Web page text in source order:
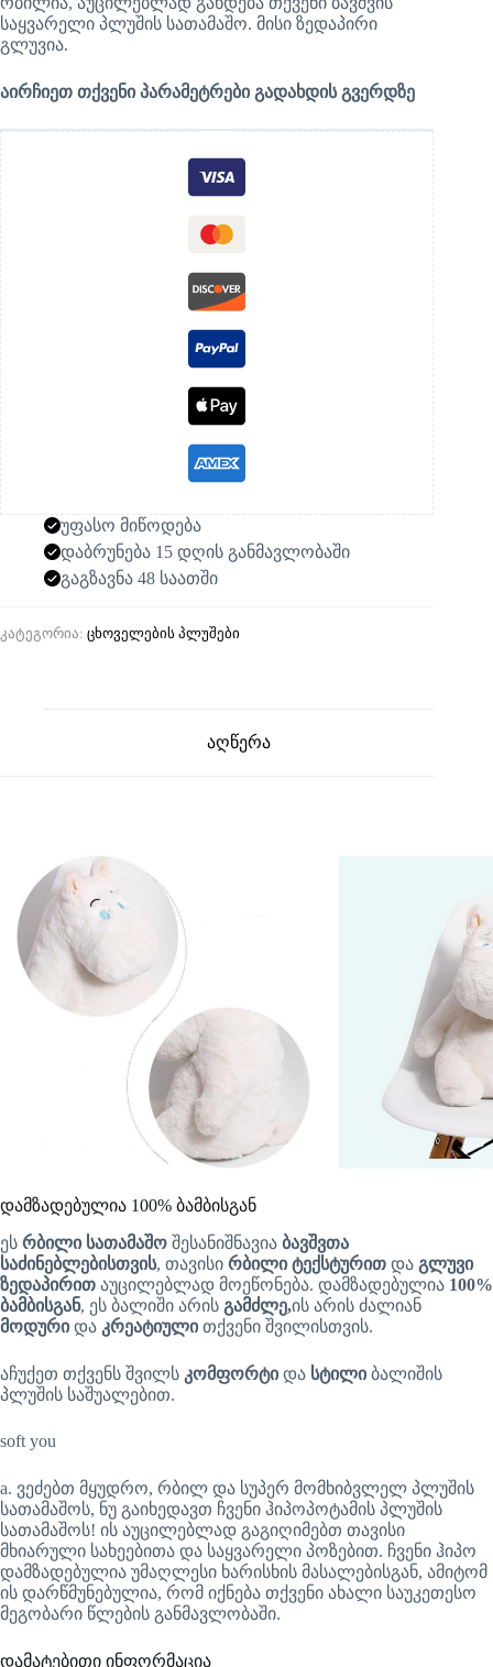
საყვარელი პლუშის სათამაშო. მისი ზედაპირი
გლუვია.
აირჩიეთ თქვენი პარამეტრები გადახდის გვერდზე
უფასო მიწოდება
დაბრუნება 15 დღის განმავლობაში
გაგზავნა 48 საათში
კატეგორია: ცხოველების პლუშები
აღწერა
დამზადებულია 100% ბამბისგან
ეს რბილი სათამაშო შესანიშნავია ბავშვთა
საძინებლებისთვის, თავისი რბილი ტექსტურით და გლუვი
ზედაპირით აუცილებლად მოეწონება. დამზადებულია 100%
ბამბისგან, ეს ბალიში არის გამძლე,ის არის ძალიან
მოდური და კრეატიული თქვენი შვილისთვის.
აჩუქეთ თქვენს შვილს კომფორტი და სტილი ბალიშის
პლუშის საშუალებით.
soft you
a. ვეძებთ მყუდრო, რბილ და სუპერ მომხიბვლელ პლუშის
სათამაშოს, ნუ გაიხედავთ ჩვენი ჰიპოპოტამის პლუშის
სათამაშოს! ის აუცილებლად გაგიღიმებთ თავისი
მხიარული სახეებითა და საყვარელი პოზებით. ჩვენი ჰიპო
დამზადებულია უმაღლესი ხარისხის მასალებისგან, ამიტომ
ის დარწმუნებულია, რომ იქნება თქვენი ახალი საუკეთესო
მეგობარი წლების განმავლობაში.
დამატებითი ინფორმაცია